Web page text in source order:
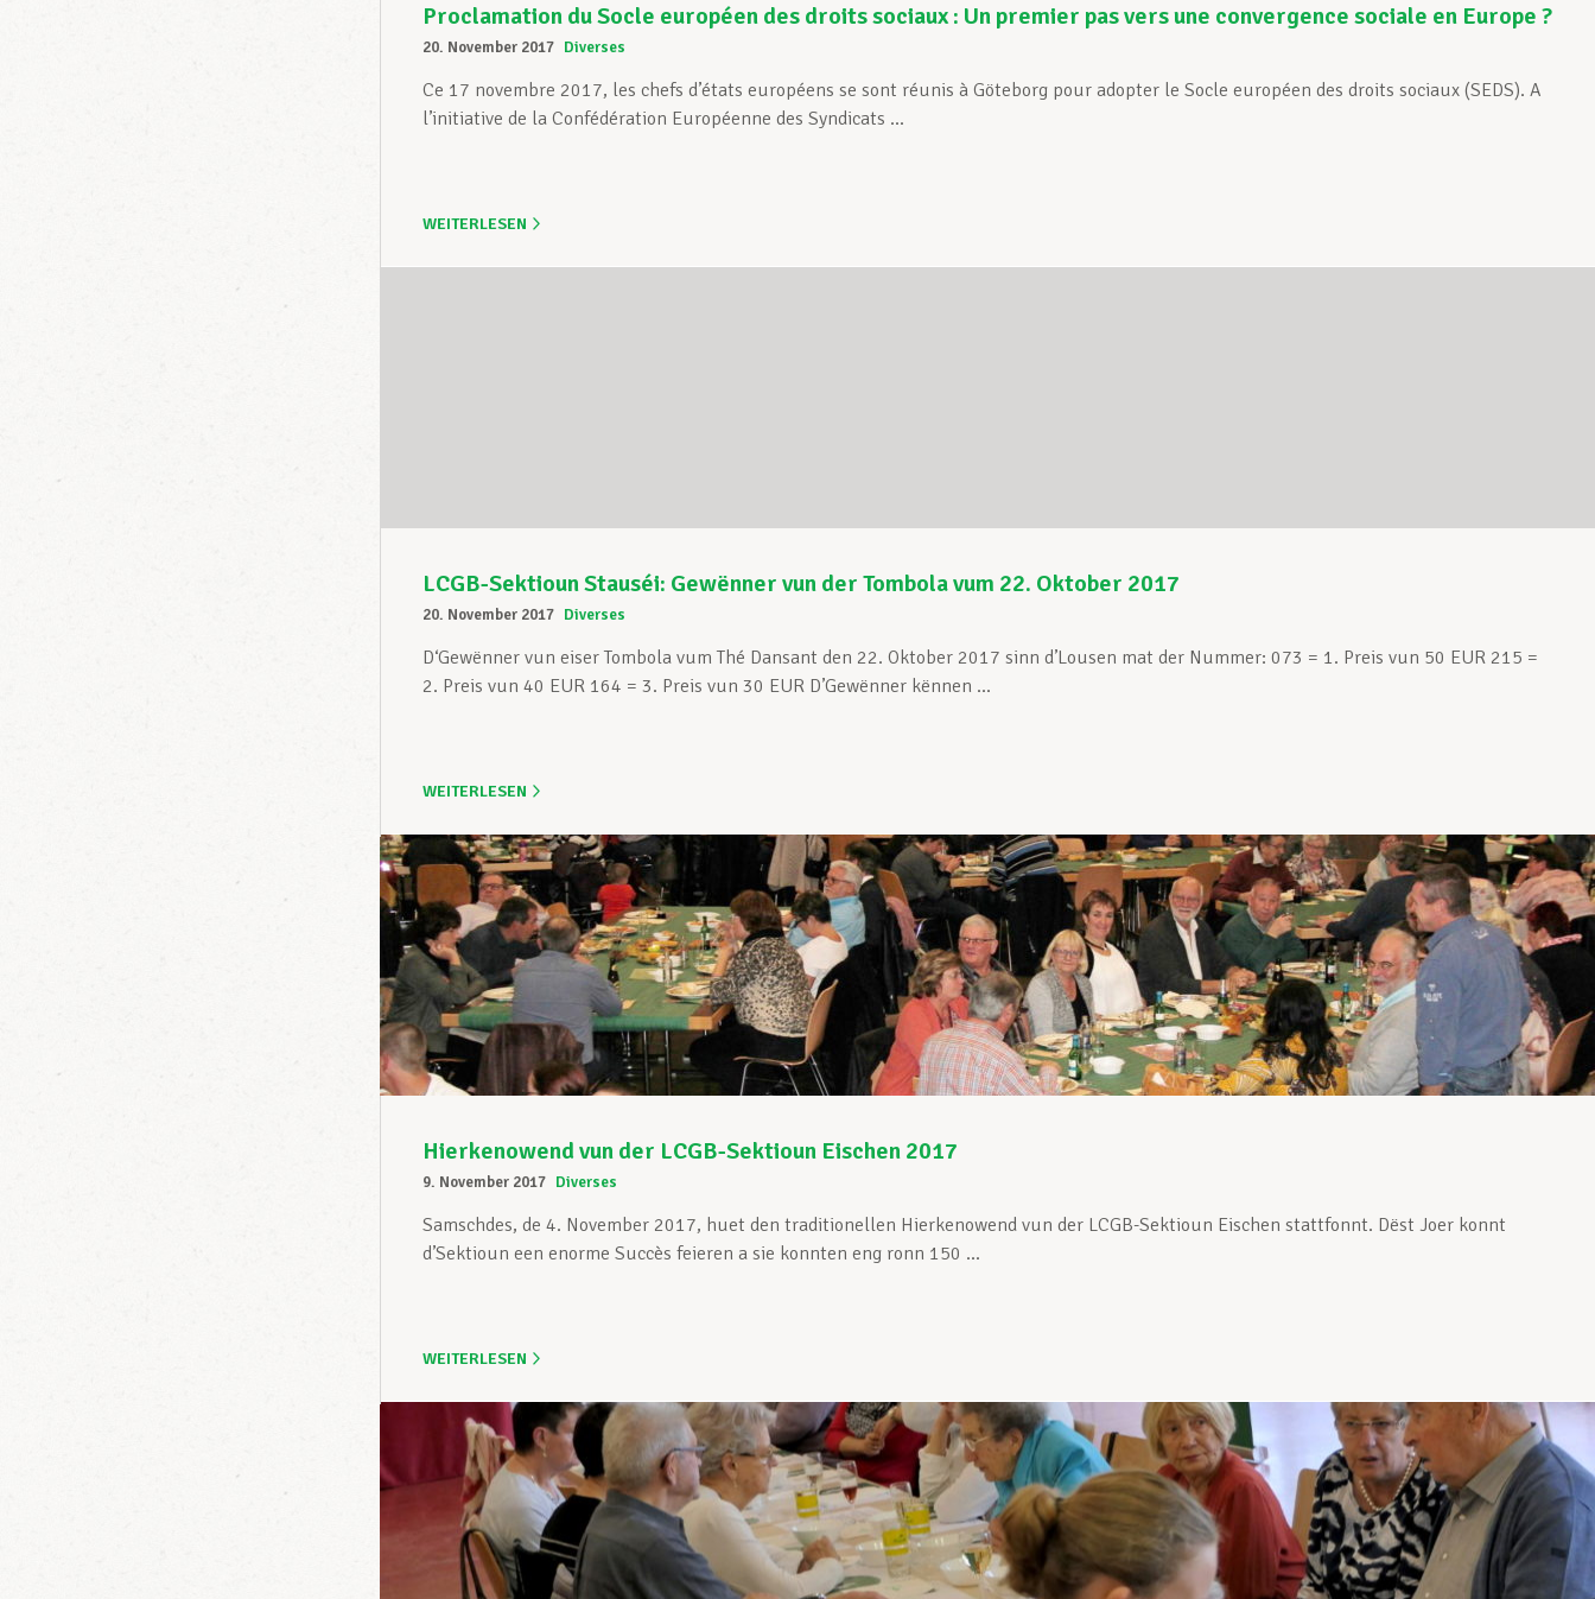
Proclamation du Socle européen des droits sociaux : Un premier pas vers une convergence sociale en Europe ?
20. November 2017 Diverses
Ce 17 novembre 2017, les chefs d’états européens se sont réunis à Göteborg pour adopter le Socle européen des droits sociaux (SEDS). A
l’initiative de la Confédération Européenne des Syndicats ...
WEITERLESEN
LCGB-Sektioun Stauséi: Gewënner vun der Tombola vum 22. Oktober 2017
20. November 2017 Diverses
D‘Gewënner vun eiser Tombola vum Thé Dansant den 22. Oktober 2017 sinn d’Lousen mat der Nummer: 073 = 1. Preis vun 50 EUR 215 =
2. Preis vun 40 EUR 164 = 3. Preis vun 30 EUR D’Gewënner kënnen ...
WEITERLESEN
Hierkenowend vun der LCGB-Sektioun Eischen 2017
9. November 2017 Diverses
Samschdes, de 4. November 2017, huet den traditionellen Hierkenowend vun der LCGB-Sektioun Eischen stattfonnt. Dëst Joer konnt
d’Sektioun een enorme Succès feieren a sie konnten eng ronn 150 ...
WEITERLESEN